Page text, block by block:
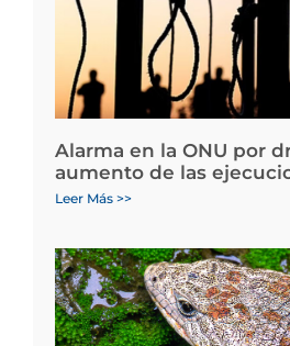
Alarma en la ONU por
aumento de las
Leer Más >>